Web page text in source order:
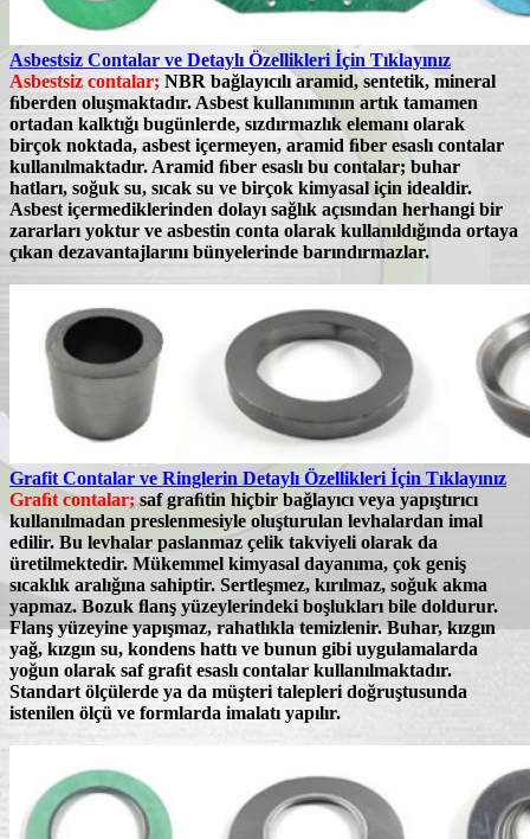
Asbestsiz Contalar ve Detaylı Özellikleri İçin Tıklayınız
Asbestsiz contalar; NBR bağlayıcılı aramid, sentetik, mineral
ﬁberden oluşmaktadır. Asbest kullanımının artık tamamen
ortadan kalktığı bugünlerde, sızdırmazlık elemanı olarak
birçok noktada, asbest içermeyen, aramid ﬁber esaslı contalar
kullanılmaktadır. Aramid ﬁber esaslı bu contalar; buhar
hatları, soğuk su, sıcak su ve birçok kimyasal için idealdir.
Asbest içermediklerinden dolayı sağlık açısından herhangi bir
zararları yoktur ve asbestin conta olarak kullanıldığında ortaya
çıkan dezavantajlarını bünyelerinde barındırmazlar.
Grafit Contalar ve Ringlerin Detaylı Özellikleri İçin Tıklayınız
Graﬁt contalar; saf graﬁtin hiçbir bağlayıcı veya yapıştırıcı
kullanılmadan preslenmesiyle oluşturulan levhalardan imal
edilir. Bu levhalar paslanmaz çelik takviyeli olarak da
üretilmektedir. Mükemmel kimyasal dayanıma, çok geniş
sıcaklık aralığına sahiptir. Sertleşmez, kırılmaz, soğuk akma
yapmaz. Bozuk ﬂanş yüzeylerindeki boşlukları bile doldurur.
Flanş yüzeyine yapışmaz, rahatlıkla temizlenir.Buhar, kızgın
yağ, kızgın su, kondens hattı ve bunun gibi uygulamalarda
yoğun olarak saf graﬁt esaslı contalar kullanılmaktadır.
Standart ölçülerde ya da müşteri talepleri doğruştusunda
istenilen ölçü ve formlarda imalatı yapılır.